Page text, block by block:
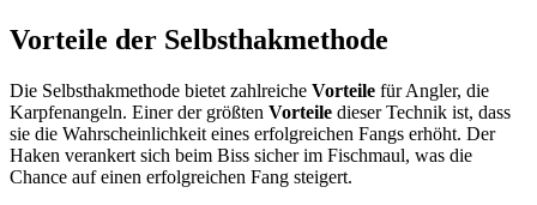
Vorteile der Selbsthakmethode
Die Selbsthakmethode bietet zahlreiche Vorteile für Angler, die
Karpfenangeln. Einer der größten Vorteile dieser Technik ist, dass
sie die Wahrscheinlichkeit eines erfolgreichen Fangs erhöht. Der
Haken verankert sich beim Biss sicher im Fischmaul, was die
Chance auf einen erfolgreichen Fang steigert.